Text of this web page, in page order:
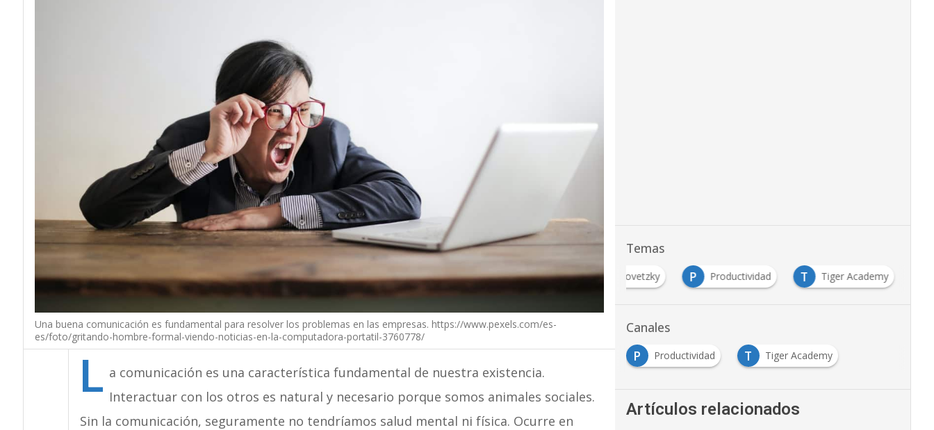
Una buena comunicación es fundamental para resolver los problemas en las empresas. https://www.pexels.com/es-
es/foto/gritando-hombre-formal-viendo-noticias-en-la-computadora-portatil-3760778/
L a comunicación es una característica fundamental de nuestra existencia.
Interactuar con los otros es natural y necesario porque somos animales sociales.
Sin la comunicación, seguramente no tendríamos salud mental ni física. Ocurre en
Temas
A
Amikam Yalovetzky P Productividad T Tiger Academy
Canales
P
Productividad T Tiger Academy
Artículos relacionados